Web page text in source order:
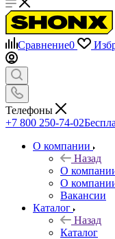
Сравнение0
Телефоны
+7 800 250-74-02
О компании
Назад
О
О
Вакансии
Каталог
Назад
Каталог